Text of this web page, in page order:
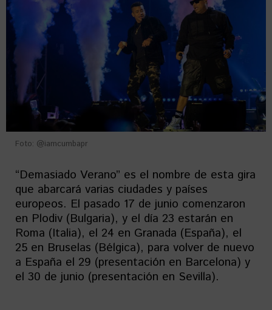
Foto: @iamcumbapr
“Demasiado Verano” es el nombre de esta gira
que abarcará varias ciudades y países
europeos. El pasado 17 de junio comenzaron
en Plodiv (Bulgaria), y el día 23 estarán en
Roma (Italia), el 24 en Granada (España), el
25 en Bruselas (Bélgica), para volver de nuevo
a España el 29 (presentación en Barcelona) y
el 30 de junio (presentación en Sevilla).